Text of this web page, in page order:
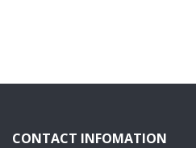
CONTACT INFOMATION